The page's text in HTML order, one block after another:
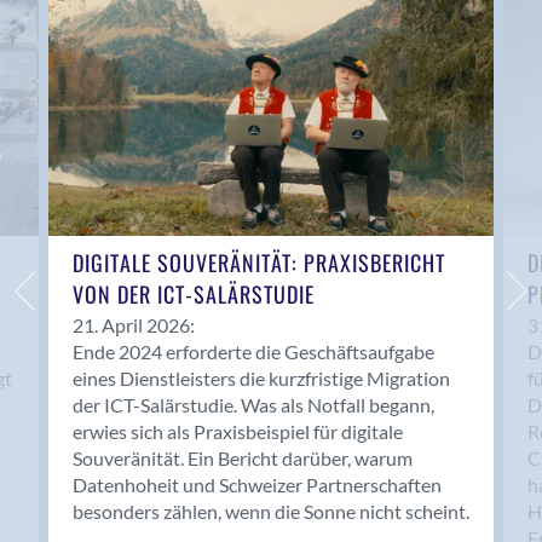
Anwil
Appenzell
Au SG
Baar
Baden
Balsthal
Balzers
Basel
Bassersdorf
Belp
Bendern
Benken (SG)
Bergdietikon
Berlin
Bern
Bern - Liebefeld
DIGITALE SOUVERÄNITÄT: PRAXISBERICHT
VON DER ICT-SALÄRSTUDIE
21. April 2026:
Ende 2024 erforderte die Geschäftsaufgabe
eines Dienstleisters die kurzfristige Migration
der ICT-Salärstudie. Was als Notfall begann,
erwies sich als Praxisbeispiel für digitale
Souveränität. Ein Bericht darüber, warum
Datenhoheit und Schweizer Partnerschaften
besonders zählen, wenn die Sonne nicht scheint.